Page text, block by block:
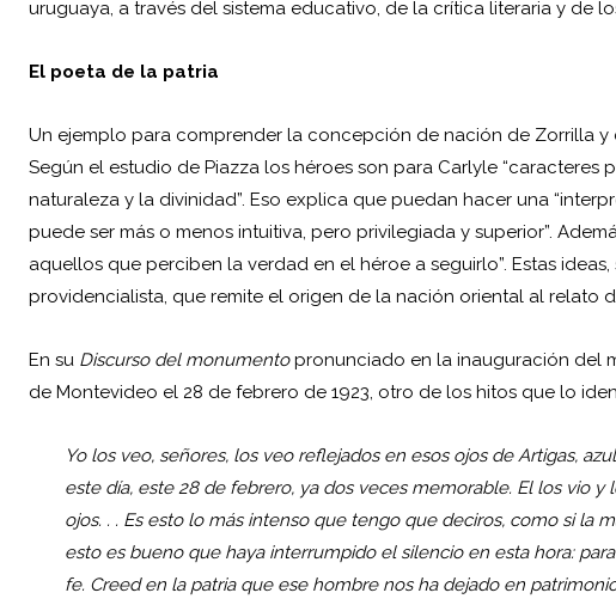
uruguaya, a través del sistema educativo, de la crítica literaria y de
El poeta de la patria
Un ejemplo para comprender la concepción de nación de Zorrilla y
Según el estudio de Piazza los héroes son para Carlyle “caracteres
naturaleza y la divinidad”. Eso explica que puedan hacer una
puede ser más o menos intuitiva, pero privilegiada y superior”.
aquellos que perciben la verdad en el héroe a seguirlo”. Estas
providencialista, que remite el origen de la nación oriental al relato
En su Discurso del monumentopronunciado en la inauguración del
de Montevideo el 28 de febrero de 1923, otro de los hitos que lo
Yo los veo, señores, los veo reflejados en esos ojos de Artigas,
este día, este 28 de febrero, ya dos veces memorable. El los vio
ojos. . . Es esto lo más intenso que tengo que deciros, como si la
esto es bueno que haya interrumpido el silencio en esta hora:
fe. Creed en la patria que ese hombre nos ha dejado en